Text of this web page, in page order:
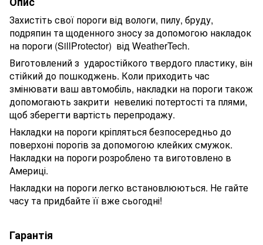
Захистіть свої пороги від вологи, пилу, бруду,
подряпин та щоденного зносу за допомогою накладок
на пороги (SillProtector) від WeatherTech.
Виготовлений з ударостійкого твердого пластику, він
стійкий до пошкоджень. Коли приходить час
змінювати ваш автомобіль, накладки на пороги також
допомогають закрити невеликі потертості та плями,
щоб зберегти вартість перепродажу.
Накладки на пороги кріпляться безпосередньо до
поверхоні порогів за допомогою клейких смужок.
Накладки на порогирозроблено та виготовлено в
Америці.
Накладки на пороги легко встановлюються. Не гайте
часу та придбайте її вже сьогодні!
Гарантія